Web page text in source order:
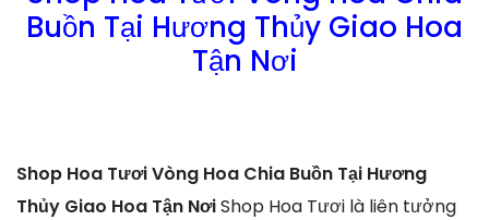
Buồn Tại Hương Thủy Giao Hoa
Tận Nơi
Shop Hoa Tươi Vòng Hoa Chia Buồn Tại Hương
Thủy Giao Hoa Tận NơiShop Hoa Tươi là liên tưởng